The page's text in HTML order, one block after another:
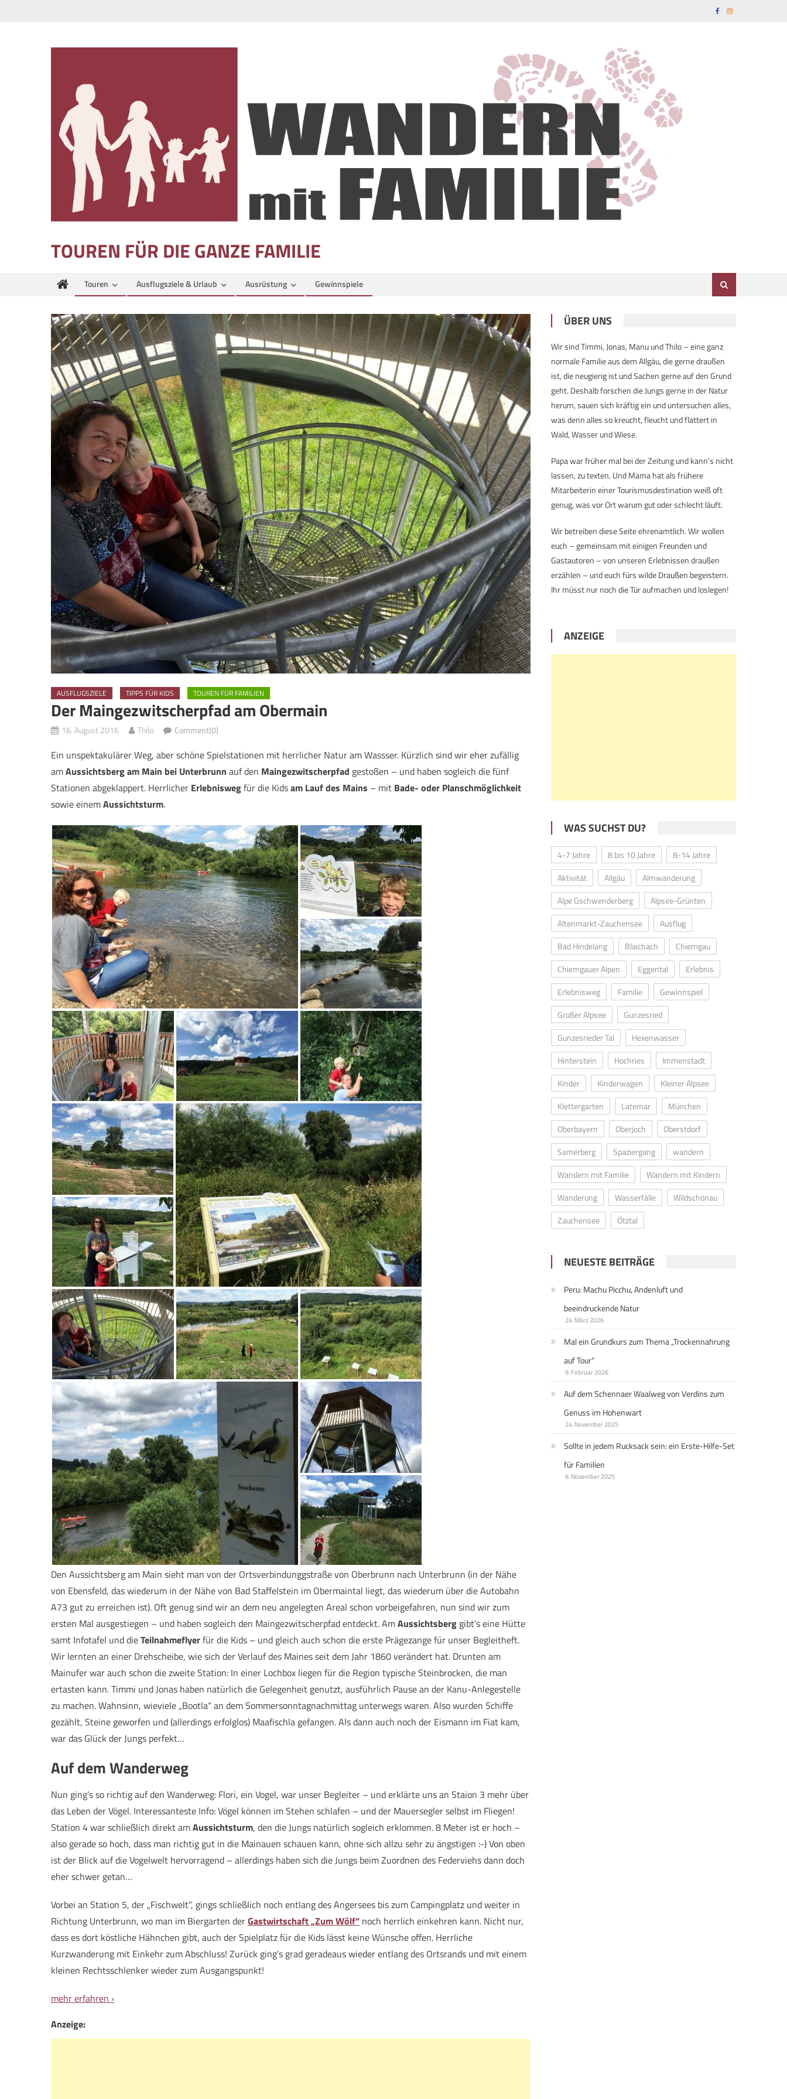
TOUREN FÜR DIE GANZE FAMILIE
Touren Ausflugsziele & Urlaub Ausrüstung Gewinnspiele
AUSFLUGSZIELE TIPPS FÜR KIDS TOUREN FÜR FAMILIEN
Der Maingezwitscherpfad am Obermain
16. August 2016 Thilo Comment(0)
Ein unspektakulärer Weg, aber schöne Spielstationen mit herrlicher Natur am Wassser. Kürzlich sind wir eher zufällig
amAussichtsberg am Main bei Unterbrunn auf den Maingezwitscherpfad gestoßen – und haben sogleich die fünf
Stationen abgeklappert. Herrlicher Erlebniswegfür die Kidsam Lauf des Mains – mit Bade- oder Planschmöglichkeit
sowie einemAussichtsturm.
Den Aussichtsberg am Main sieht man von der Ortsverbindunggstraße von Oberbrunn nach Unterbrunn (in der Nähe
von Ebensfeld, das wiederum in der Nähe von Bad Staffelstein im Obermaintal liegt, das wiederum über die Autobahn
A73 gut zu erreichen ist). Oft genug sind wir an dem neu angelegten Areal schon vorbeigefahren, nun sind wir zum
ersten Mal ausgestiegen – und haben sogleich den Maingezwitscherpfad entdeckt. AmAussichtsberg gibt’s eine Hütte
samt Infotafel und dieTeilnahmeflyerfür die Kids – und gleich auch schon die erste Prägezange für unser Begleitheft.
Wir lernten an einer Drehscheibe, wie sich der Verlauf des Maines seit dem Jahr 1860 verändert hat. Drunten am
Mainufer war auch schon die zweite Station: In einer Lochbox liegen für die Region typische Steinbrocken, die man
ertasten kann. Timmi und Jonas haben natürlich die Gelegenheit genutzt, ausführlich Pause an der Kanu-Anlegestelle
zu machen. Wahnsinn, wieviele „Bootla“ an dem Sommersonntagnachmittag unterwegs waren. Also wurden Schiffe
gezählt, Steine geworfen und (allerdings erfolglos) Maafischla gefangen. Als dann auch noch der Eismann im Fiat kam,
war das Glück der Jungs perfekt…
Auf dem Wanderweg
Nun ging’s so richtig auf den Wanderweg: Flori, ein Vogel, war unser Begleiter – und erklärte uns an Staion 3 mehr über
das Leben der Vögel. Interessanteste Info: Vögel können im Stehen schlafen – und der Mauersegler selbst im Fliegen!
Station 4 war schließlich direkt amAussichtsturm, den die Jungs natürlich sogleich erklommen. 8 Meter ist er hoch –
also gerade so hoch, dass man richtig gut in die Mainauen schauen kann, ohne sich allzu sehr zu ängstigen :-) Von oben
ist der Blick auf die Vogelwelt hervorragend – allerdings haben sich die Jungs beim Zuordnen des Federviehs dann doch
eher schwer getan…
Vorbei an Station 5, der „Fischwelt“, gings schließlich noch entlang des Angersees bis zum Campingplatz und weiter in
Richtung Unterbrunn, wo man im Biergarten derGastwirtschaft „Zum Wölf“ noch herrlich einkehren kann. Nicht nur,
dass es dort köstliche Hähnchen gibt, auch der Spielplatz für die Kids lässt keine Wünsche offen. Herrliche
Kurzwanderung mit Einkehr zum Abschluss! Zurück ging’s grad geradeaus wieder entlang des Ortsrands und mit einem
kleinen Rechtsschlenker wieder zum Ausgangspunkt!
mehr erfahren ›
Anzeige:
ÜBER UNS
Wir sind Timmi, Jonas, Manu und Thilo – eine ganz
normale Familie aus dem Allgäu, die gerne draußen
ist, die neugierig ist und Sachen gerne auf den Grund
geht. Deshalb forschen die Jungs gerne in der Natur
herum, sauen sich kräftig ein und untersuchen alles,
was denn alles so kreucht, fleucht und flattert in
Wald, Wasser und Wiese.
Papa war früher mal bei der Zeitung und kann’s nicht
lassen, zu texten. Und Mama hat als frühere
Mitarbeiterin einer Tourismusdestination weiß oft
genug, was vor Ort warum gut oder schlecht läuft.
Wir betreiben diese Seite ehrenamtlich. Wir wollen
euch – gemeinsam mit einigen Freunden und
Gastautoren – von unseren Erlebnissen draußen
erzählen – und euch fürs wilde Draußen begeistern.
Ihr müsst nur noch die Tür aufmachen und loslegen!
ANZEIGE
WAS SUCHST DU?
4-7 Jahre 8 bis 10 Jahre
8-14 Jahre
Aktivität
Allgäu
Almwanderung
Alpe Gschwenderberg
Alpsee-Grünten
Altenmarkt-Zauchensee
Ausflug
Bad Hindelang
Blaichach
Chiemgau
Chiemgauer Alpen
Eggental
Erlebnis
Erlebnisweg
Familie
Gewinnspiel
Großer Alpsee
Gunzesried
Gunzesrieder Tal
Hexenwasser
Hinterstein
Hochries
Immenstadt
Kinder
Kinderwagen
Kleiner Alpsee
Klettergarten
Latemar
München
Oberbayern
Oberjoch
Oberstdorf
Samerberg
Spaziergang
wandern
Wandern mit Familie
Wandern mit Kindern
Wanderung
Wasserfälle
Wildschönau
Zauchensee
Ötztal
NEUESTE BEITRÄGE
Peru: Machu Picchu, Andenluft und
beeindruckende Natur
24. März 2026
Mal ein Grundkurs zum Thema „Trockennahrung
auf Tour“
9. Februar 2026
Auf dem Schennaer Waalweg von Verdins zum
Genuss im Hohenwart
24. November 2025
Sollte in jedem Rucksack sein: ein Erste-Hilfe-Set
für Familien
6. November 2025